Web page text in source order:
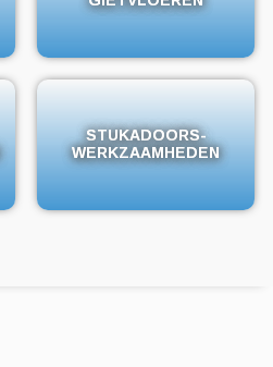
STUKADOORS-
WERKZAAMHEDEN
STUKADOORS-
WERKZAAMHEDEN